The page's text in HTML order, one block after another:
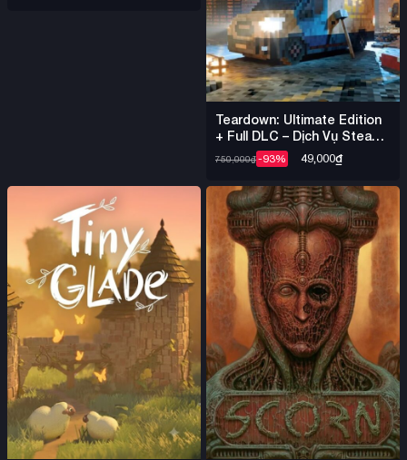
Teardown: Ultimate Edition
+ Full DLC – Dịch Vụ Steam
750,000₫-93% 49,000₫